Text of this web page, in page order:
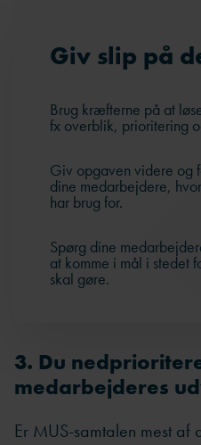
Giv slip på
Brug kræfterne på at
fx overblik, prioritering
Giv opgaven videre og
dine medarbejdere,
har brug for.
Spørg dine
at komme i mål i stedet
skal gøre.
3. Du
medarbejderes
Er MUS-samtalen mest af